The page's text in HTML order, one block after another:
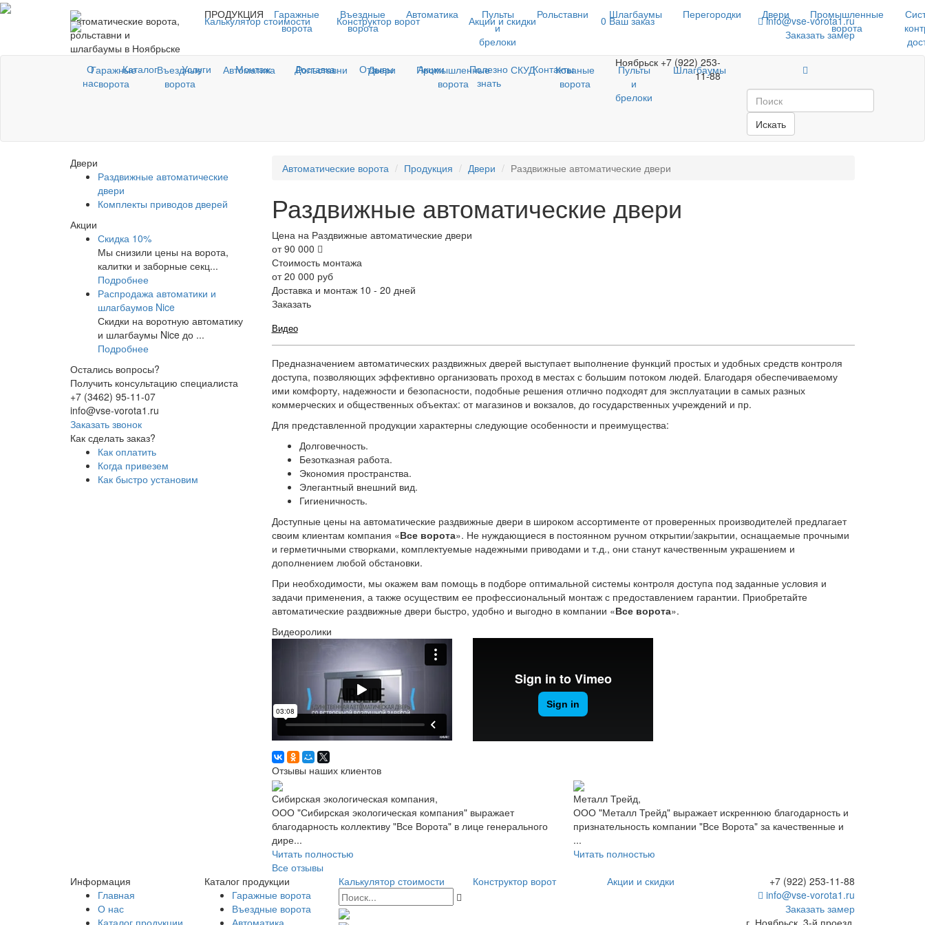
ПРОДУКЦИЯ
Гаражные
ворота
Въездные
ворота
Автоматика
Пульты
и
брелоки
Рольставни Шлагбаумы Перегородки Двери
Промышленные
ворота
О
нас
Каталог Услуги Монтаж Доставка Отзывы Акции
Полезно
знать
Контакты Ноябрьск +7 (922) 253-
11-88
Автоматические ворота,
рольставни и
шлагбаумы в Ноябрьске
Калькулятор стоимости Конструктор ворот Акции и скидки 0 Ваш заказ
info@vse-vorota1.ru
Заказать замер
Гаражные
ворота
Въездные
ворота
Автоматика Рольставни Двери
Промышленные
ворота
СКУД
Кованые
ворота
Пульты
и
брелоки
Шлагбаумы
Искать
Автоматические ворота Продукция Двери Раздвижные автоматические двери
Раздвижные автоматические двери
Цена на Раздвижные автоматические двери
от 90 000
Стоимость монтажа
от 20 000 руб
Доставка и монтаж 10 - 20 дней
Заказать
Видео
Предназначением автоматических раздвижных дверей выступает выполнение функций простых и удобных средств контроля
доступа, позволяющих эффективно организовать проход в местах с большим потоком людей. Благодаря обеспечиваемому
ими комфорту, надежности и безопасности, подобные решения отлично подходят для эксплуатации в самых разных
коммерческих и общественных объектах: от магазинов и вокзалов, до государственных учреждений и пр.
Для представленной продукции характерны следующие особенности и преимущества:
Долговечность.
Безотказная работа.
Экономия пространства.
Элегантный внешний вид.
Гигиеничность.
Доступные цены на автоматические раздвижные двери в широком ассортименте от проверенных производителей предлагает
своим клиентам компания «Все ворота». Не нуждающиеся в постоянном ручном открытии/закрытии, оснащаемые прочными
и герметичными створками, комплектуемые надежными приводами и т.д., они станут качественным украшением и
дополнением любой обстановки.
При необходимости, мы окажем вам помощь в подборе оптимальной системы контроля доступа под заданные условия и
задачи применения, а также осуществим ее профессиональный монтаж с предоставлением гарантии. Приобретайте
автоматические раздвижные двери быстро, удобно и выгодно в компании «Все ворота».
Видеоролики
Отзывы наших клиентов
Сибирская экологическая компания,
ООО "Сибирская экологическая компания" выражает
благодарность коллективу "Все Ворота" в лице генерального
дире...
Читать полностью
Металл Трейд,
ООО "Металл Трейд" выражает искреннюю благодарность и
признательность компании "Все Ворота" за качественные и
...
Читать полностью
Все отзывы
Двери
Раздвижные автоматические
двери
Комплекты приводов дверей
Акции
Скидка 10%
Мы снизили цены на ворота,
калитки и заборные секц...
Подробнее
Распродажа автоматики и
шлагбаумов Nice
Скидки на воротную автоматику
и шлагбаумы Nice до ...
Подробнее
Остались вопросы?
Получить консультацию специалиста
+7 (3462) 95-11-07
info@vse-vorota1.ru
Заказать звонок
Как сделать заказ?
Как оплатить
Когда привезем
Как быстро установим
Информация
Главная
О нас
Каталог продукции
Каталог продукции
Гаражные ворота
Въездные ворота
Автоматика
Калькулятор стоимости Конструктор ворот Акции и скидки
+7 (922) 253-11-88
info@vse-vorota1.ru
Заказать замер
г. Ноябрьск, 3-й проезд,